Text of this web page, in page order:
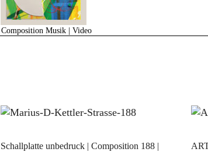
Composition Musik | Video
Schallplatte unbedruck | Composition 188 |